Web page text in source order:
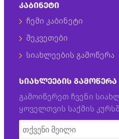
ᲙᲐᲑᲘᲜᲔᲢᲘ
ჩემი კაბინეტი
შეკვეთები
სიახლეების გამოწერა
ᲡᲘᲐᲮᲚᲔᲔᲑᲘᲡ ᲒᲐᲛᲝᲬᲔᲠᲐ
გამოიწერეთ ჩვენი
ყოველთვის საქმის